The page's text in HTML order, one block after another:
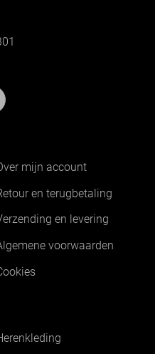
mijn account
en terugbetaling
en levering
voorwaarden